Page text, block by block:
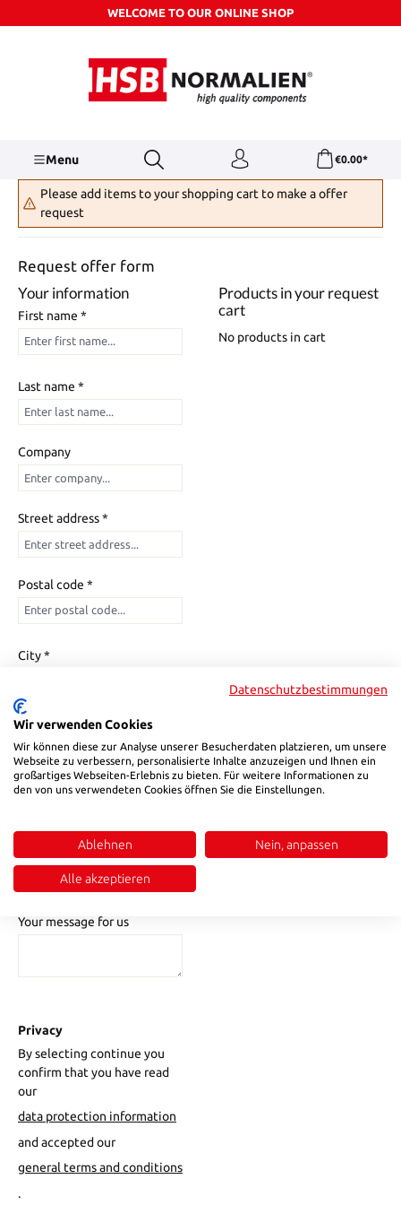
Skip to main contentWELCOME TO OUR ONLINE SHOP
Menu €0.00*
Please add items to your shopping cart to make a offer
request
Request offer form
Your information
First name *
Last name *
Company
Street address *
Postal code *
City *
Country *
Phone number *
Email address *
Your message for us
Privacy
By selecting continue you
confirm that you have read
our
data protection information
and accepted our
general terms and conditions
.
Products in your request
cart
No products in cart
Datenschutzbestimmungen
Wir verwenden Cookies
Wir können diese zur Analyse unserer Besucherdaten platzieren, um unsere
Webseite zu verbessern, personalisierte Inhalte anzuzeigen und Ihnen ein
großartiges Webseiten-Erlebnis zu bieten. Für weitere Informationen zu
den von uns verwendeten Cookies öffnen Sie die Einstellungen.
Ablehnen Nein, anpassen
Alle akzeptieren